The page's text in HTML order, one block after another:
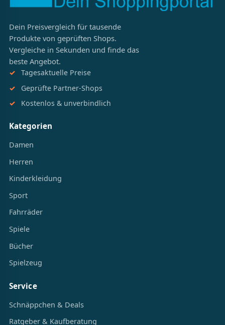
Dein Preisvergleich für tausende
Produkte von geprüften Shops.
Vergleiche in Sekunden und finde das
beste Angebot.
Tagesaktuelle Preise
Geprüfte Partner-Shops
Kostenlos & unverbindlich
Kategorien
Damen
Herren
Kinderkleidung
Sport
Fahrräder
Spiele
Bücher
Spielzeug
Service
Schnäppchen & Deals
Ratgeber & Kaufberatung